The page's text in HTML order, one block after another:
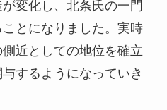
変化し、北条氏の一門
とになりました。実時
近としての地位を確立
するようになっていき